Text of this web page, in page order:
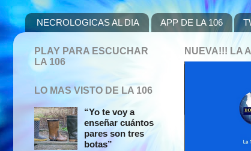
NECROLOGICAS AL DIA APP DE LA 106
NUEVA!!! LA
PLAY PARA ESCUCHAR
LA 106
LO MAS VISTO DE LA 106
“Yo te voy a
enseñar cuántos
pares son tres
botas”